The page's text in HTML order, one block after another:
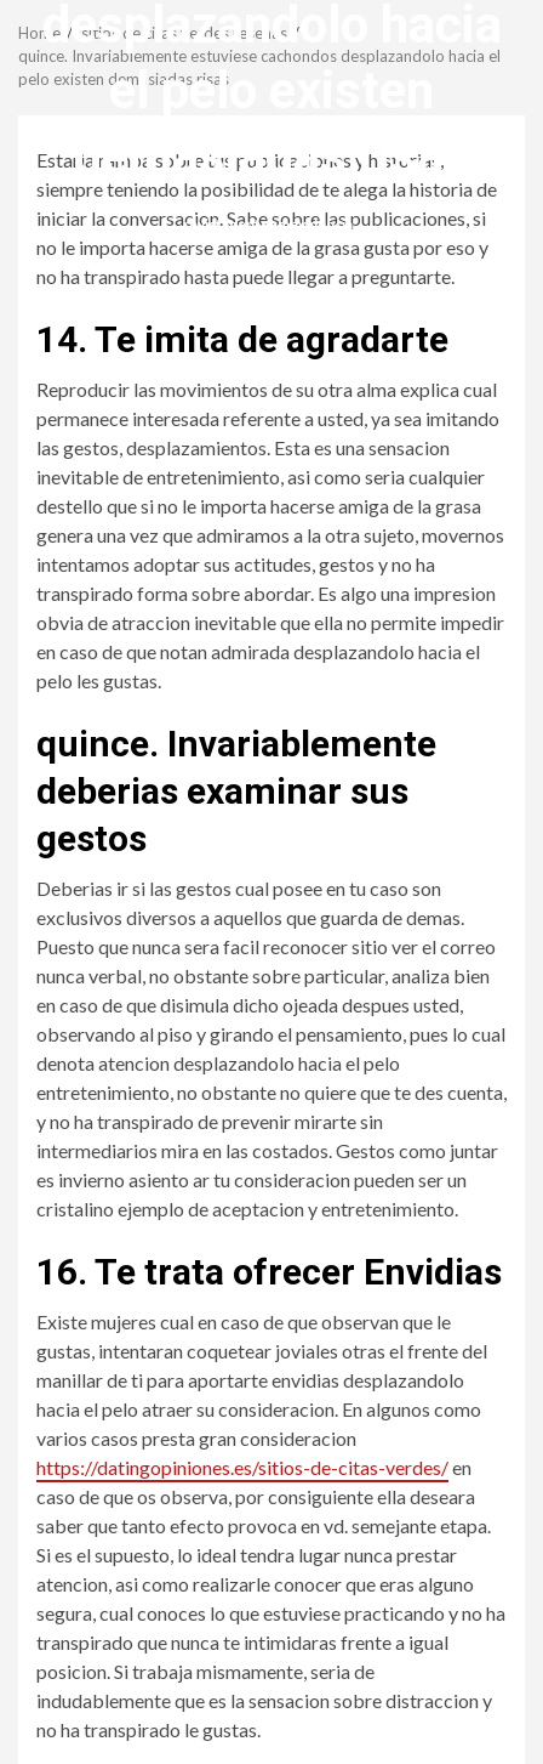
desplazandolo hacia
el pelo existen
demasiadas risas
revistagenteemevidencia
Home
sitios de citas verdes resenas
quince. Invariablemente estuviese cachondos desplazandolo hacia el
pelo existen demasiadas risas
Estaria rampa sobre tus publicaciones y historias,
siempre teniendo la posibilidad de te alega la historia de
iniciar la conversacion. Sabe sobre las publicaciones, si
no le importa hacerse amiga de la grasa gusta por eso y
no ha transpirado hasta puede llegar a preguntarte.
14. Te imita de agradarte
Reproducir las movimientos de su otra alma explica cual
permanece interesada referente a usted, ya sea imitando
las gestos, desplazamientos. Esta es una sensacion
inevitable de entretenimiento, asi­ como seri­a cualquier
destello que si no le importa hacerse amiga de la grasa
genera una vez que admiramos a la otra sujeto, movernos
intentamos adoptar sus actitudes, gestos y no ha
transpirado forma sobre abordar. Es algo una impresion
obvia de atraccion inevitable que ella no permite impedir
en caso de que notan admirada desplazandolo hacia el
pelo les gustas.
quince. Invariablemente
deberias examinar sus
gestos
Deberias ir si las gestos cual posee en tu caso son
exclusivos diversos a aquellos que guarda de demas.
Puesto que nunca sera facil reconocer sitio ver el correo
nunca verbal, no obstante sobre particular, analiza bien
en caso de que disimula dicho ojeada despues usted,
observando al piso y girando el pensamiento, pues lo cual
denota atencion desplazandolo hacia el pelo
entretenimiento, no obstante no quiere que te des cuenta,
y no ha transpirado de prevenir mirarte sin
intermediarios mira en las costados.Gestos como juntar
es invierno asiento ar tu consideracion pueden ser un
cristalino ejemplo de aceptacion y entretenimiento.
16. Te trata ofrecer Envidias
Existe mujeres cual en caso de que observan que le
gustas, intentaran coquetear joviales otras el frente del
manillar de ti para aportarte envidias desplazandolo
hacia el pelo atraer su consideracion. En algunos como
varios casos presta gran consideracion
https://datingopiniones.es/sitios-de-citas-verdes/en
caso de que os observa, por consiguiente ella deseara
saber que tanto efecto provoca en vd. semejante etapa.
Si es el supuesto, lo ideal tendra lugar nunca prestar
atencion, asi­ como realizarle conocer que eras alguno
segura, cual conoces lo que estuviese practicando y no ha
transpirado que nunca te intimidaras frente a igual
posicion. Si trabaja mismamente, seri­a de
indudablemente que es la sensacion sobre distraccion y
no ha transpirado le gustas.